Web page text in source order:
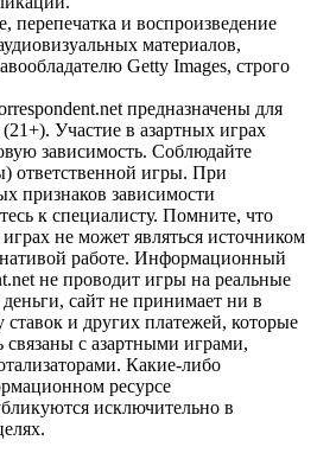
перепечатка и воспроизведение
материалов,
Getty Images, строго
предназначены для
Участие в азартных играх
зависимость. Соблюдайте
ответственной игры. При
признаков зависимости
к специалисту. Помните, что
не может являться источником
работе. Информационный
не проводит игры на реальные
сайт не принимает ни в
ставок и других платежей, которые
связаны с азартными играми,
Какие-либо
ресурсе
исключительно в